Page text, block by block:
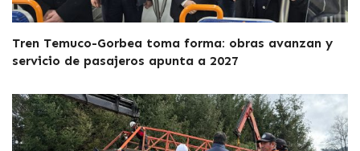
Tren Temuco-Gorbea toma forma: obras avanzan y
servicio de pasajeros apunta a 2027